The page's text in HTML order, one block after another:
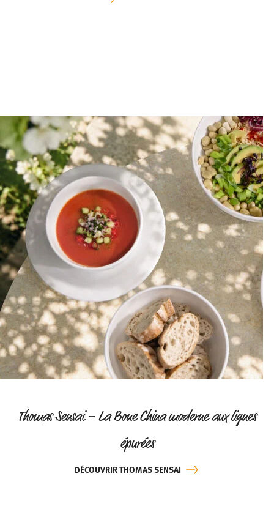
Thomas Sensai – La Bone China moderne aux lignes
épurées
DÉCOUVRIR THOMAS SENSAI